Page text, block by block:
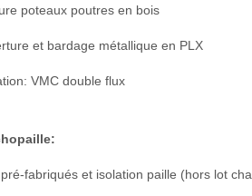
poteaux poutres en bois
et bardage métallique en PLX
VMC double flux
fabriqués et isolation paille (hors lot cha